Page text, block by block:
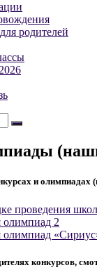
родителей
и олимпиадах
проведения
олимпиад 2
олимпиад
конкурсов,